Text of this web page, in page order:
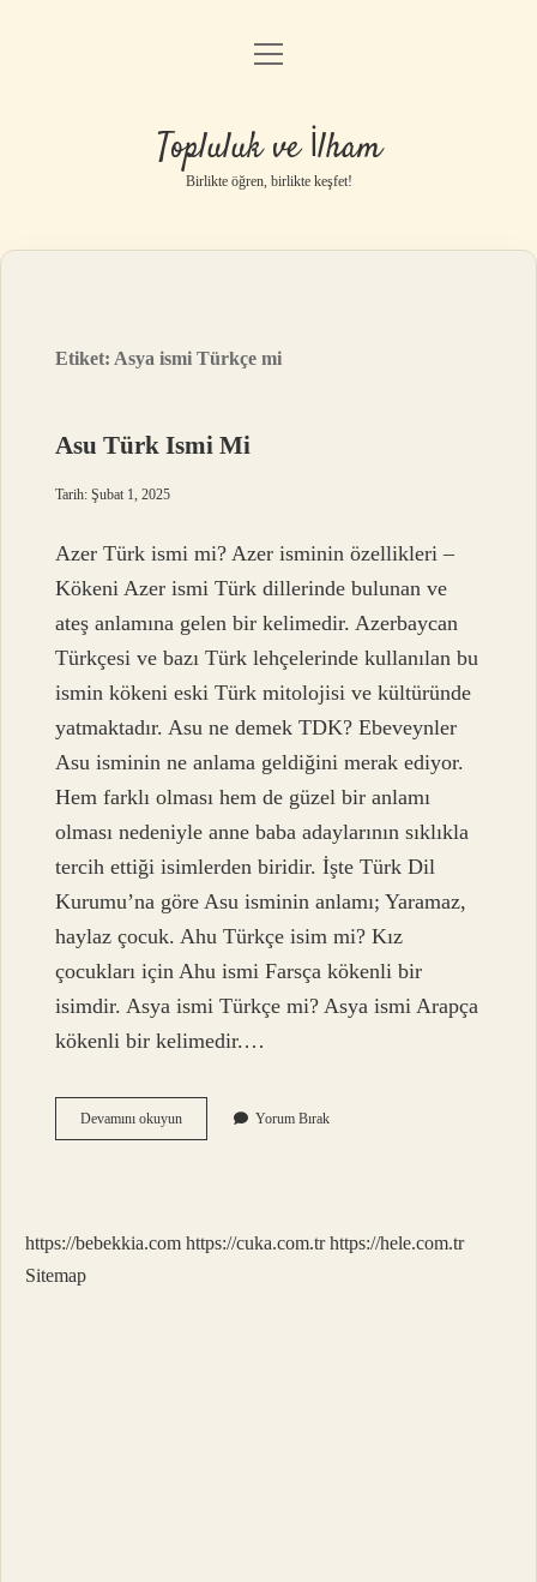
Anasayfa
Gizlilik Politikası
Yasal Uyarı
menüyü
Topluluk ve İlham
Birlikte öğren, birlikte keşfet!
Etiket: Asya ismi Türkçe mi
Asu Türk Ismi Mi
Tarih: Şubat 1, 2025
Azer Türk ismi mi? Azer isminin özellikleri –
Kökeni Azer ismi Türk dillerinde bulunan ve
ateş anlamına gelen bir kelimedir. Azerbaycan
Türkçesi ve bazı Türk lehçelerinde kullanılan bu
ismin kökeni eski Türk mitolojisi ve kültüründe
yatmaktadır. Asu ne demek TDK? Ebeveynler
Asu isminin ne anlama geldiğini merak ediyor.
Hem farklı olması hem de güzel bir anlamı
olması nedeniyle anne baba adaylarının sıklıkla
tercih ettiği isimlerden biridir. İşte Türk Dil
Kurumu’na göre Asu isminin anlamı; Yaramaz,
haylaz çocuk. Ahu Türkçe isim mi? Kız
çocukları için Ahu ismi Farsça kökenli bir
isimdir. Asya ismi Türkçe mi? Asya ismi Arapça
kökenli bir kelimedir.…
Devamını okuyunAsu
Türk
Yorum Bırak
https://bebekkia.com https://cuka.com.tr https://hele.com.tr
Sitemap